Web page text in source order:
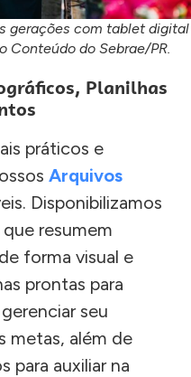
gerações com tablet digital
Conteúdo do Sebrae/PR.
Planilhas
práticos e
Arquivos
Disponibilizamos
resumem
forma visual e
prontas para
seu
metas, além de
para auxiliar na